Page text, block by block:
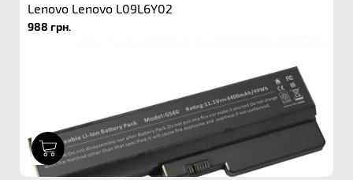
Lenovo Lenovo L09L6Y02
988 грн.